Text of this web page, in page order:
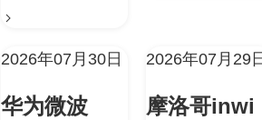
2026年07月30日
华为微波
2026年07月29
摩洛哥inwi